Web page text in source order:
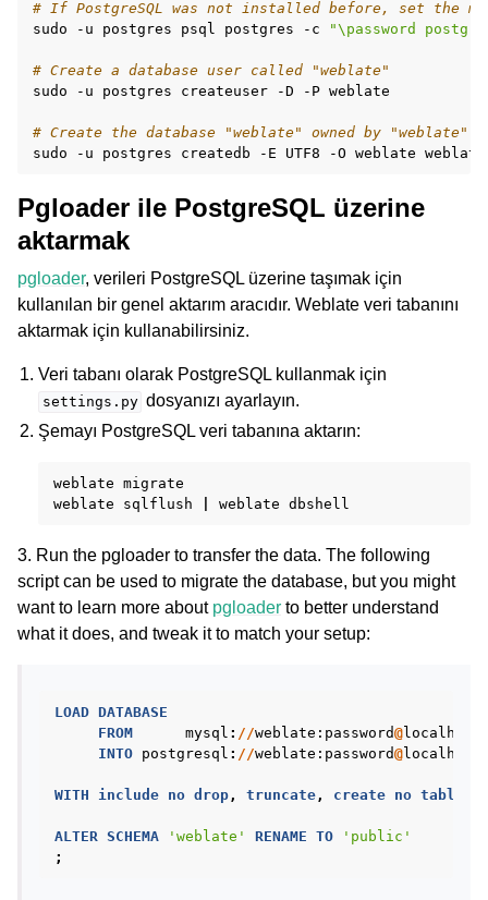
# If PostgreSQL was not installed before, set the
sudo
-u postgres psql postgres -c "\password
# Create a database user called "weblate"
sudo
-u postgres createuser -D -P weblate
# Create the database "weblate" owned by "weblate"
sudo
-u postgres createdb -E UTF8 -O weblate
Pgloader ile PostgreSQL üzerine
aktarmak
pgloader, verileri PostgreSQL üzerine taşımak için
kullanılan bir genel aktarım aracıdır. Weblate veri tabanını
aktarmak için kullanabilirsiniz.
Veri tabanı olarak PostgreSQL kullanmak için
settings.py dosyanızı ayarlayın.
Şemayı PostgreSQL veri tabanına aktarın:
weblate
migrate
weblate
sqlflush weblate
3. Run the pgloader to transfer the data. The following
script can be used to migrate the database, but you might
want to learn more about pgloader to better understand
what it does, and tweak it to match your setup:
LOAD DATABASE
FROM
mysql : //weblate :password@localhost
INTO postgresql : //weblate :password@localhost
WITH include no drop, truncate, create no tables
ALTER SCHEMA 'weblate' RENAME TO
'public'
;